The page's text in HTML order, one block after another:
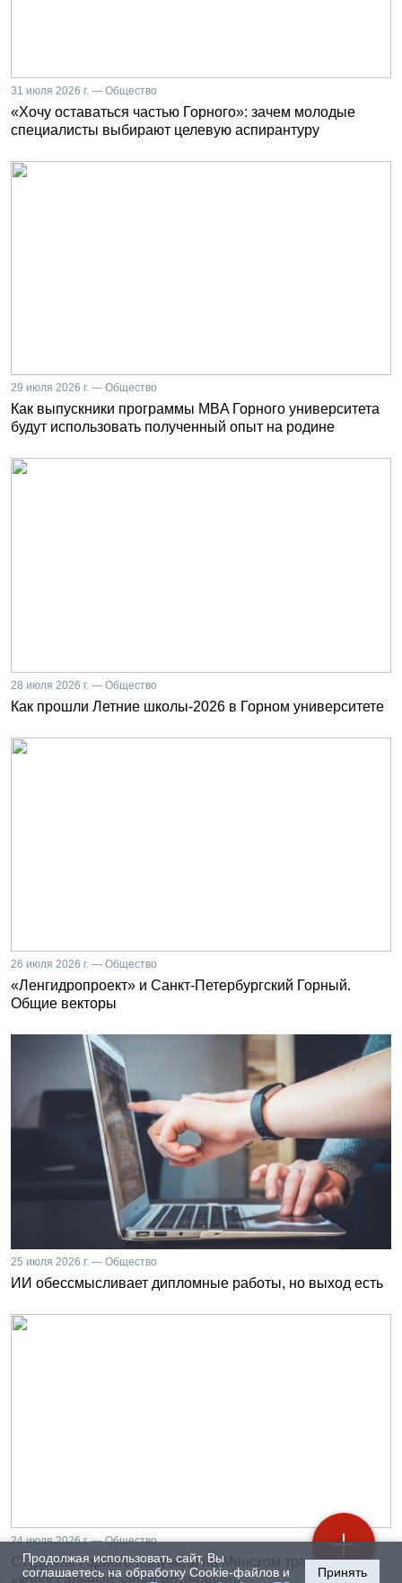
Продолжая использовать сайт, Вы
соглашаетесь на обработку Cookie-файлов и
Принять
31 июля 2026 г. — Общество
«Хочу оставаться частью Горного»: зачем молодые
специалисты выбирают целевую аспирантуру
29 июля 2026 г. — Общество
Как выпускники программы MBA Горного университета
будут использовать полученный опыт на родине
28 июля 2026 г. — Общество
Как прошли Летние школы-2026 в Горном университете
26 июля 2026 г. — Общество
«Ленгидропроект» и Санкт-Петербургский Горный.
Общие векторы
25 июля 2026 г. — Общество
ИИ обессмысливает дипломные работы, но выход есть
24 июля 2026 г. — Общество
Студенты Горного получили на Минском тракторном
«колоссальный заряд мотивации»